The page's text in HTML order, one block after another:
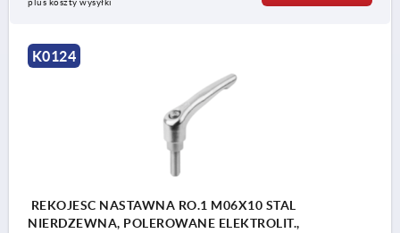
K0124
REKOJESC NASTAWNA RO.1 M06X10 STAL
NIERDZEWNA, POLEROWANE ELEKTROLIT.,